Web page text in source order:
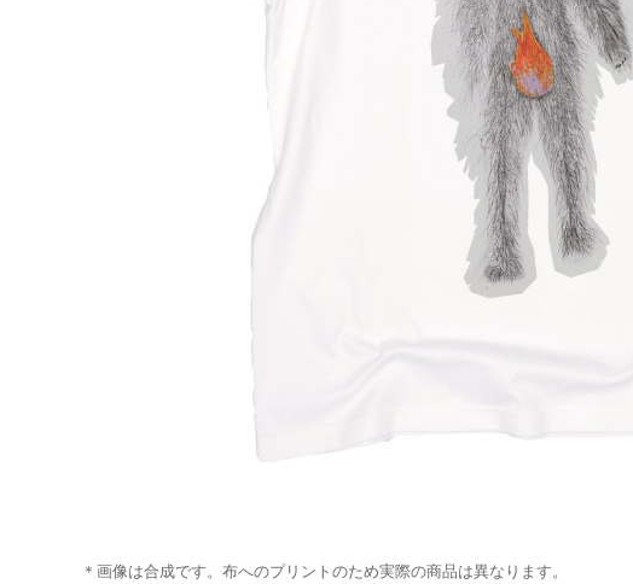
＊画像は合成です。布へのプリントのため実際の商品は異なります。